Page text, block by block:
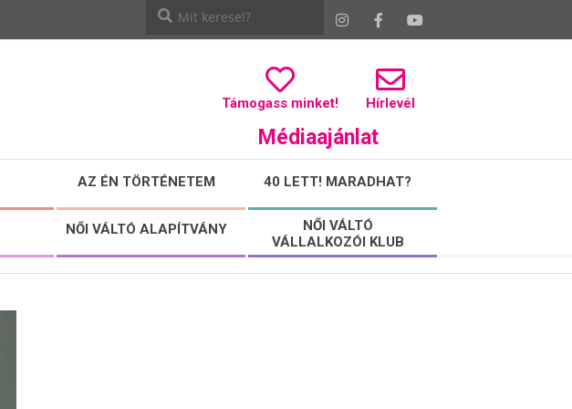
Támogass minket! Hírlevél
Médiaajánlat
AZ ÉN TÖRTÉNETEM 40 LETT! MARADHAT?
NŐI VÁLTÓ ALAPÍTVÁNY
NŐI VÁLTÓ
VÁLLALKOZÓI KLUB